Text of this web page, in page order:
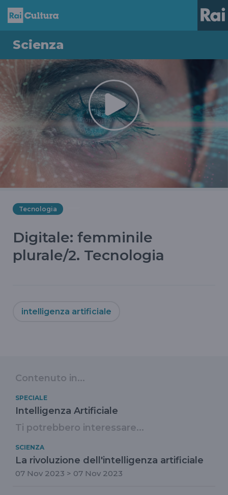
Scienza
Tecnologia
Digitale: femminile
plurale/2. Tecnologia
intelligenza artificiale
Contenuto in...
SPECIALE
Intelligenza Artificiale
Ti potrebbero interessare...
SCIENZA
La rivoluzione dell'intelligenza artificiale
07 Nov 2023 > 07 Nov 2023